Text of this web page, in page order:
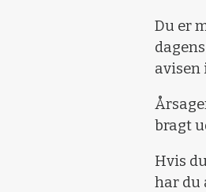
Du er
avisen
bragt
Hvis
har du